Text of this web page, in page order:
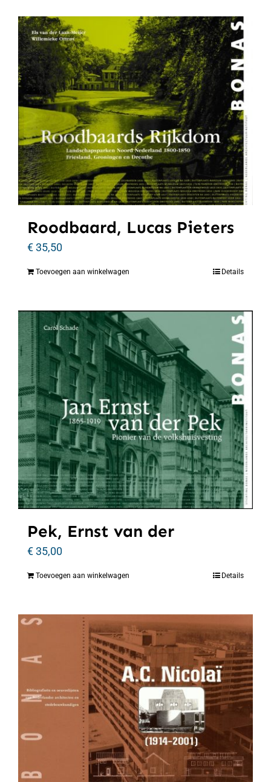
Roodbaard, Lucas Pieters
€35,50
Toevoegen aan winkelwagen Details
Pek, Ernst van der
€35,00
Toevoegen aan winkelwagen Details